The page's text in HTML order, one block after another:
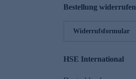
Bestellung widerrufen
Widerrufsformular
HSE International